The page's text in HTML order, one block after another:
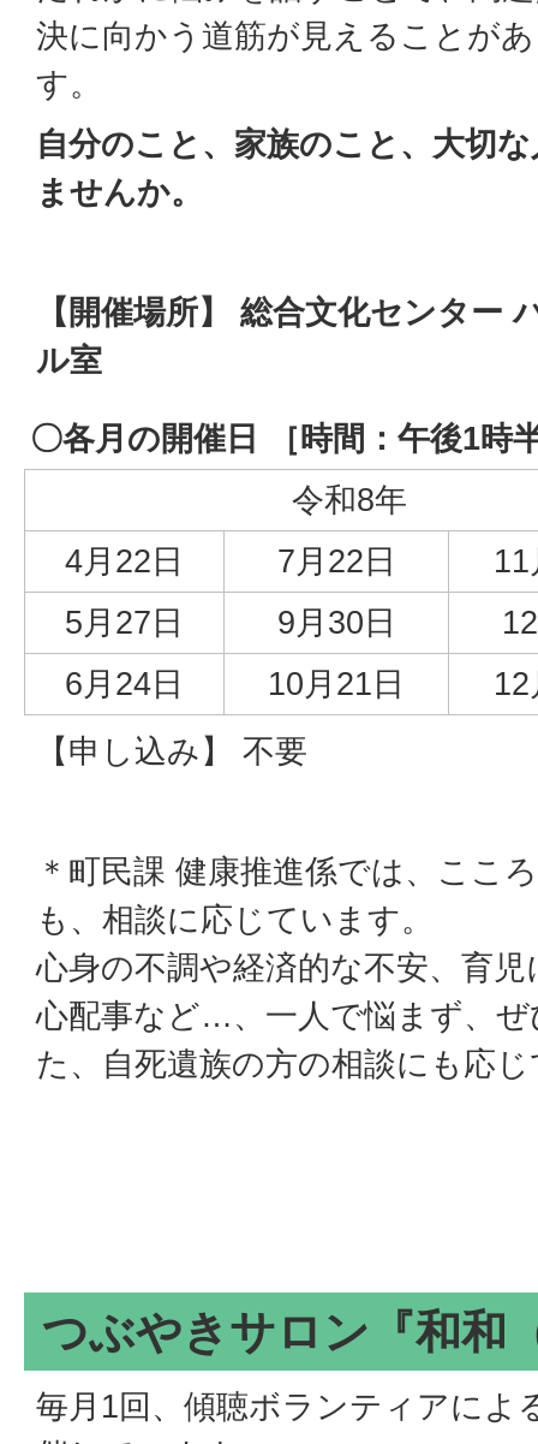
決に向かう道筋が見えることが
す。
自分のこと、家族のこと、大切
ませんか。
【開催場所】 総合文化センター
ル室
〇各月の開催日 ［時間：午後1時
令和8年
4月22日
7月22日
5月27日
9月30日
6月24日
10月21日
【申し込み】 不要
＊町民課 健康推進係では、ここ
も、相談に応じています。
心身の不調や経済的な不安、育
心配事など…、一人で悩まず、
た、自死遺族の方の相談にも応
つぶやきサロン『和和
毎月1回、傾聴ボランティアによ